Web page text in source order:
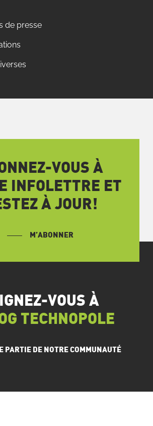
de presse
VOUS À
INFOLETTRE ET
À JOUR!
M’ABONNER
VOUS À
TECHNOPOLE
PARTIE DE NOTRE COMMUNAUTÉ